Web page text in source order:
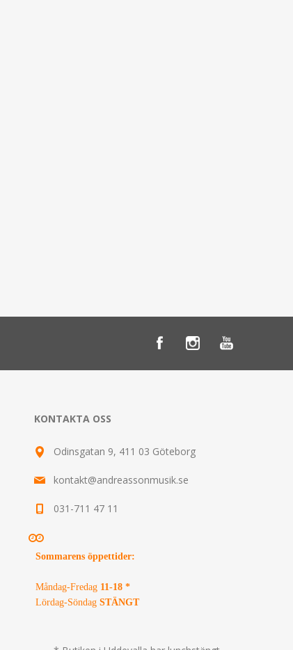
KONTAKTA OSS
Odinsgatan 9, 411 03 Göteborg
kontakt@andreassonmusik.se
031-711 47 11
Sommarens öppettider:
Måndag-Fredag 11-18 *
Lördag-Söndag STÄNGT